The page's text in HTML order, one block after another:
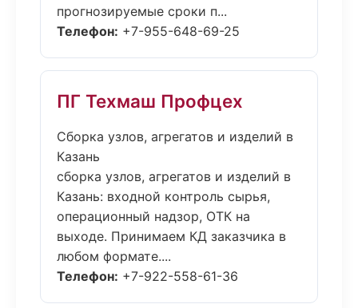
прогнозируемые сроки п...
Телефон: +7-955-648-69-25
ПГ Техмаш Профцех
Сборка узлов, агрегатов и изделий в
Казань
сборка узлов, агрегатов и изделий в
Казань: входной контроль сырья,
операционный надзор, ОТК на
выходе. Принимаем КД заказчика в
любом формате....
Телефон: +7-922-558-61-36